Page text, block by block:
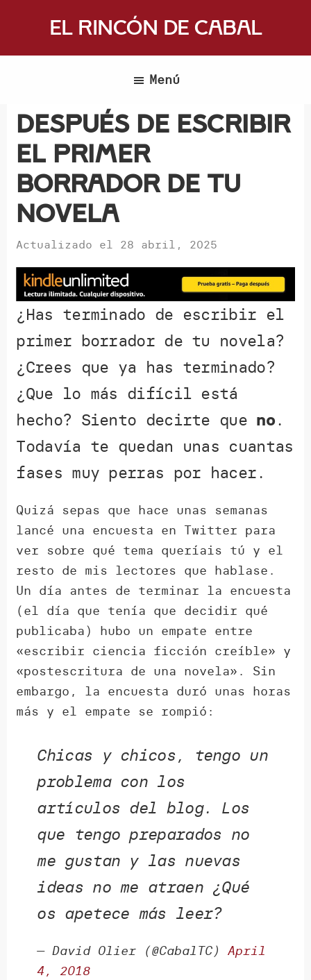
El Rincón de Cabal
reúnen
hablar
ciencia
ficción
Menú
Después de escribir
el primer
borrador de tu
novela
Actualizado el 28 abril, 2025
¿Has terminado de escribir el
primer borrador de tu novela?
¿Crees que ya has terminado?
¿Que lo más difícil está
hecho? Siento decirte que no.
Todavía te quedan unas cuantas
fases muy perras por hacer.
Quizá sepas que hace unas semanas
lancé una encuesta en Twitter para
ver sobre qué tema queríais tú y el
resto de mis lectores que hablase.
Un día antes de terminar la encuesta
(el día que tenía que decidir qué
publicaba) hubo un empate entre
«escribir ciencia ficción creíble» y
«postescritura de una novela». Sin
embargo, la encuesta duró unas horas
más y el empate se rompió:
Chicas y chicos, tengo un
problema con los
artículos del blog. Los
que tengo preparados no
me gustan y las nuevas
ideas no me atraen ¿Qué
os apetece más leer?
— David Olier (@CabalTC)April
4, 2018